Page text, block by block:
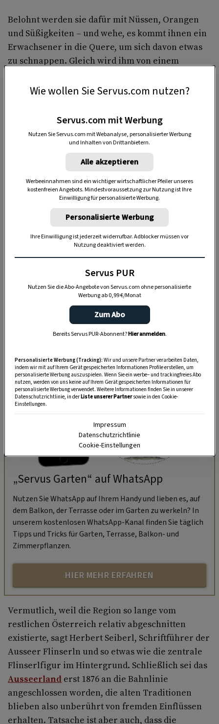
Belohnt werden sie dafür mit Nüssen, Orangen
und Süßigkeiten – und wehe, es kommt ihnen ein
Erwachsener in die Quere, um sich davon etwas
zu schnappen. Gleich wird ihm von einem
aufgeblasenen Saublase heftig auf die Finger
Flinserllauf am Faschingdienstag
alljährlich ein Höhepunkt im Jahresablauf ist.
Kampf zwischen Winter und Frühling
Es ist der Abschluss einesdreitägigen,
ununterbrochenen Treibens, das hier
seit 1767alsBrauchtum
wird. Und das alseinzigartig im Alpenraum
Einerseits wegen der bestickten
Flinserlgewänder, die einen allein beim
Hinschauen in fröhliche Stimmung versetzen.
Andererseits, weil sich der Faschingsbrauch
über die Jahrhunderte in seiner
Ursprünglichkeit erhaltenhat und nicht zum
beliebigen Kostümfest mutiert ist.
„Servus Garten“ auf WhatsApp
Nutzen Sie WhatsApp auf Ihrem Handy und lieben es, auf
dem Balkon, der Terrasse oder im Garten zu werkeln? In
unserem kostenlosen WhatsApp-Kanal finden Sie täglich
Tipps und Tricks für Garten, Terrasse, Balkon- und
Zimmerpflanzen.
HIER MEHR ERFAHREN
Vermutlich, weil die Region so lange vom
restlichen Österreich relativ abgeschnitten
existierte, sagt Herbert Seiberl, Schriftführer der
Ausseer Flinserln und so etwas wie die zentrale
Flinserlfigur im Hintergrund. Schließlich sei das
Ausseerland erst 1876 an die Bahnlinie
angeschlossen worden, die alten Traditionen
blieben also unberührt von fremden Einflüssen
erhalten. Tatsache ist aber auch, dass die
Wie wollen Sie Servus.com nutzen?
Servus.com mit Werbung
Nutzen Sie Servus.com mit Webanalyse, personalisierter Werbung
und Inhalten von Drittanbietern.
Alle akzeptieren
Werbeeinnahmen sind ein wichtiger wirtschaftlicher Pfeiler unseres
kostenfreien Angebots. Mindestvoraussetzung zur Nutzung ist Ihre
Einwilligung für personalisierte Werbung.
Personalisierte Werbung
Ihre Einwilligung ist jederzeit widerrufbar. Adblocker müssen vor
Nutzung deaktiviert werden.
Servus PUR
Nutzen Sie die Abo-Angebote von Servus.com ohne personalisierte
Werbung ab 0,99 €/Monat
Zum Abo
Bereits Servus PUR-Abonnent?Hier anmelden.
Personalisierte Werbung (Tracking): Wir und unsere Partner verarbeiten Daten,
indem wir mit auf Ihrem Gerät gespeicherten Informationen Profile erstellen, um
personalisierte Werbung auszuspielen. Wenn Sie ein werbe– und trackingfreies Abo
nutzen, werden von uns keine auf Ihrem Gerät gespeicherten Informationen für
personalisierte Werbung verwendet. Weitere Informationen finden Sie in unserer
Datenschutzrichtlinie, in derListe unserer Partnersowie in den Cookie-
Einstellungen.
Impressum
Datenschutzrichtlinie
Cookie-Einstellungen